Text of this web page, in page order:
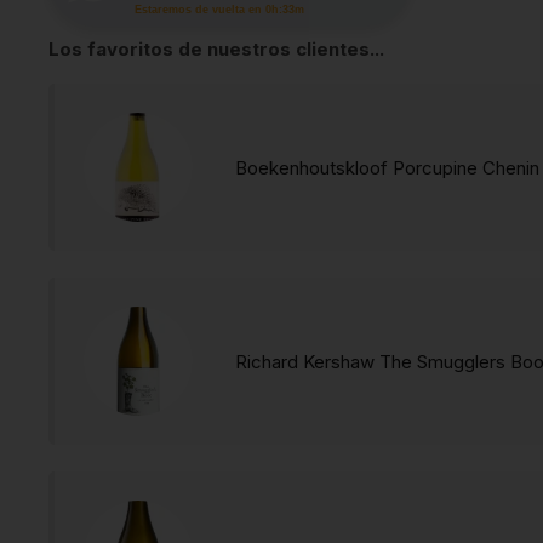
Estaremos de vuelta en 0h:33m
Los favoritos de nuestros clientes...
Boekenhoutskloof Porcupine Chenin
Richard Kershaw The Smugglers